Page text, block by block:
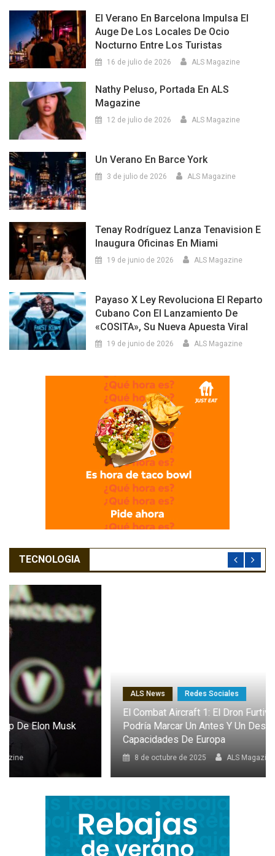
El Verano En Barcelona Impulsa El
Auge De Los Locales De Ocio
Nocturno Entre Los Turistas
16 de julio de 2026 ALS Magazine
Nathy Peluso, Portada En ALS
Magazine
12 de julio de 2026 ALS Magazine
Un Verano En Barce York
3 de julio de 2026 ALS Magazine
Tenay Rodríguez Lanza Tenavision E
Inaugura Oficinas En Miami
19 de junio de 2026 ALS Magazine
Payaso X Ley Revoluciona El Reparto
Cubano Con El Lanzamiento De
«COSITA», Su Nueva Apuesta Viral
19 de junio de 2026 ALS Magazine
TECNOLOGIA
ALS News Redes Sociales
El Combat Aircraft 1: El Dron Furtivo Con IA Que
Podría Marcar Un Antes Y Un Después En Las
Capacidades De Europa
ALS Magazine